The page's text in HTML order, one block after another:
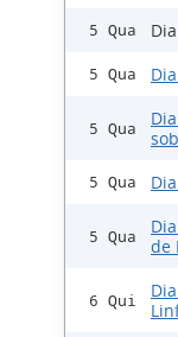
5 Qua
5 Qua
5 Qua
5 Qua
5 Qua
de
6 Qui